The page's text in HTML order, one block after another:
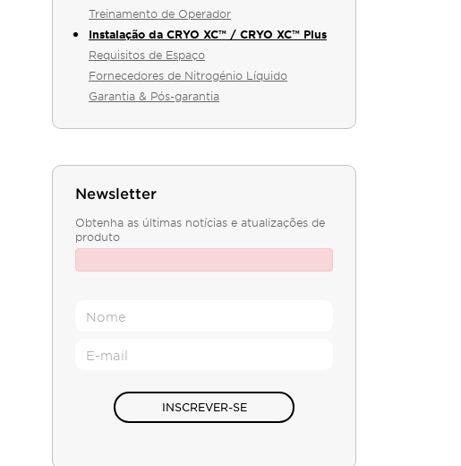
Treinamento de Operador
Instalação da CRYO XC™ / CRYO XC™ Plus
Requisitos de Espaço
Fornecedores de Nitrogénio Líquido
Garantia & Pós-garantia
Newsletter
Obtenha as últimas notícias e atualizações de
produto